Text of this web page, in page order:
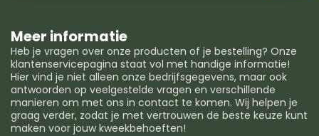
Meer informatie
Heb je vragen over onze producten of je bestelling? Onze
klantenservicepagina staat vol met handige informatie!
Hier vind je niet alleen onze bedrijfsgegevens, maar ook
antwoorden op veelgestelde vragen en verschillende
manieren om met ons in contact te komen. Wij helpen je
graag verder, zodat je met vertrouwen de beste keuze kunt
maken voor jouw kweekbehoeften!